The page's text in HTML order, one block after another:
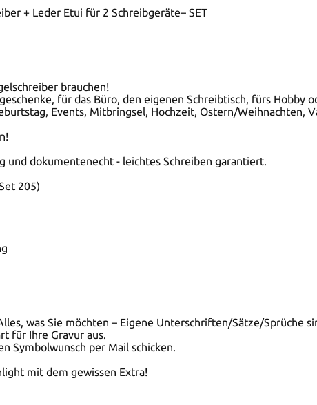
+ Leder Etui für 2 Schreibgeräte– SET
brauchen!
für das Büro, den eigenen Schreibtisch, fürs Hobby
Events, Mitbringsel, Hochzeit, Ostern/Weihnachten,
und dokumentenecht - leichtes Schreiben garantiert.
205)
was Sie möchten – Eigene Unterschriften/Sätze/Sprüche
für Ihre Gravur aus.
Symbolwunsch per Mail schicken.
mit dem gewissen Extra!